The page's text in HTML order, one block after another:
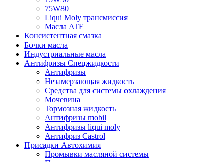
75W80
Liqui Moly трансмиссия
Масла ATF
Консистентная смазка
Бочки масла
Индустриальные масла
Антифризы Спецжидкости
Антифризы
Незамерзающая жидкость
Средства для системы охлаждения
Мочевина
Тормозная жидкость
Антифризы mobil
Антифризы liqui moly
Антифриз Castrol
Присадки Автохимия
Промывки масляной системы